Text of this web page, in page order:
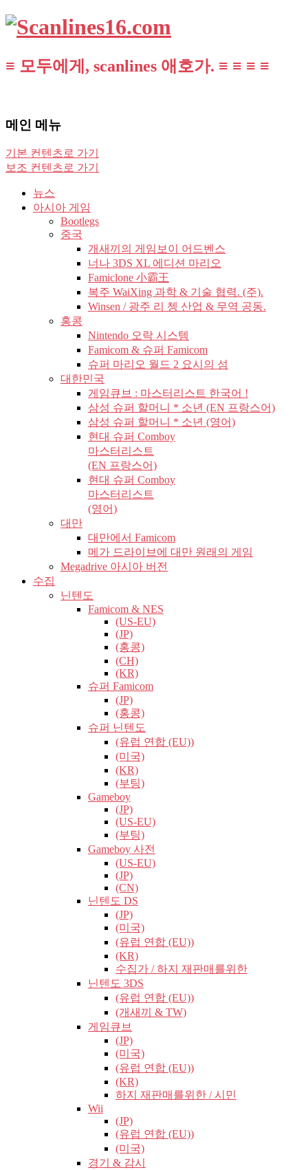
≡ 모두에게, scanlines 애호가. ≡ ≡ ≡ ≡
메인 메뉴
기본 컨텐츠로 가기
보조 컨텐츠로 가기
뉴스
아시아 게임
Bootlegs
중국
개새끼의 게임보이 어드벤스
너나 3DS XL 에디션 마리오
Famiclone 小霸王
복주 WaiXing 과학 & 기술 협력. (주).
Winsen / 광주 리 쳉 산업 & 무역 공동.
홍콩
Nintendo 오락 시스템
Famicom & 슈퍼 Famicom
슈퍼 마리오 월드 2 요시의 섬
대한민국
게임큐브 : 마스터리스트 한국어 !
삼성 슈퍼 할머니 * 소년 (EN 프랑스어)
삼성 슈퍼 할머니 * 소년 (영어)
현대 슈퍼 Comboy
마스터리스트
(EN 프랑스어)
현대 슈퍼 Comboy
마스터리스트
(영어)
대만
대만에서 Famicom
메가 드라이브에 대만 원래의 게임
Megadrive 아시아 버전
수집
닌텐도
Famicom & NES
(US-EU)
(JP)
(홍콩)
(CH)
(KR)
슈퍼 Famicom
(JP)
(홍콩)
슈퍼 닌텐도
(유럽​​ 연합 (EU))
(미국)
(KR)
(부팅)
Gameboy
(JP)
(US-EU)
(부팅)
Gameboy 사전
(US-EU)
(JP)
(CN)
닌텐도 DS
(JP)
(미국)
(유럽​​ 연합 (EU))
(KR)
수집가 / 하지 재판매를위한
닌텐도 3DS
(유럽​​ 연합 (EU))
(개새끼 & TW)
게임큐브
(JP)
(미국)
(유럽​​ 연합 (EU))
(KR)
하지 재판매를위한 / 시민
Wii
(JP)
(유럽​​ 연합 (EU))
(미국)
경기 & 감시